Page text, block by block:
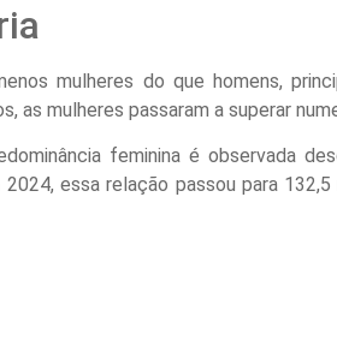
mulheres do que homens,
as mulheres passaram a superar
feminina é observada
essa relação passou para